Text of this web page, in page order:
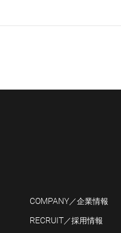
COMPANY／企業情報
RECRUIT／採用情報